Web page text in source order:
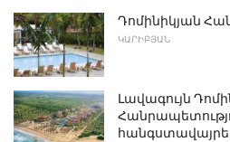
Դոմինիկյան
ԿԱՐԻԲՅԱՆ
Լավագույն